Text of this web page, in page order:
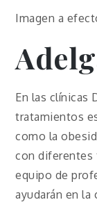
Imagen a
En las clínicas
tratamientos
como la
con diferentes
equipo de
ayudarán en